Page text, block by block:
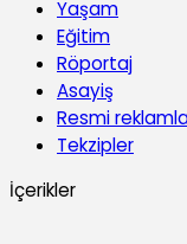
Yaşam
Eğitim
Röportaj
Asayiş
Resmi
Tekzipler
İçerikler